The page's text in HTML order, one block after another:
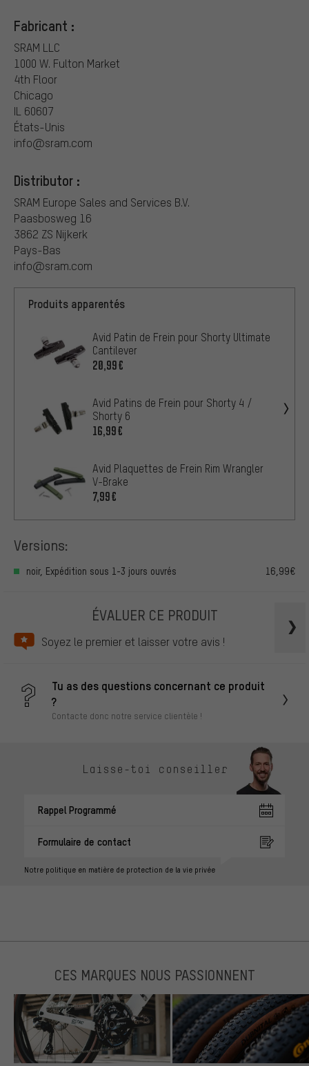
Fabricant :
SRAM LLC
1000 W. Fulton Market
4th Floor
Chicago
IL 60607
États-Unis
info@sram.com
Distributor :
SRAM Europe Sales and Services B.V.
Paasbosweg 16
3862 ZS Nijkerk
Pays-Bas
info@sram.com
Produits apparentés
Avid Patin de Frein pour Shorty Ultimate
Cantilever
20,99€
Avid Patins de Frein pour Shorty 4 /
Shorty 6
16,99€
Avid Plaquettes de Frein Rim Wrangler
V-Brake
7,99€
Versions:
noir, Expédition sous 1-3 jours ouvrés 16,99€
ÉVALUER CE PRODUIT
Soyez le premier et laisser votre avis !
Tu as des questions concernant ce produit
?
Contacte donc notre service clientèle !
Laisse-toi conseiller
Rappel Programmé
Formulaire de contact
Notre politique en matière de protection de la vie privée
CES MARQUES NOUS PASSIONNENT